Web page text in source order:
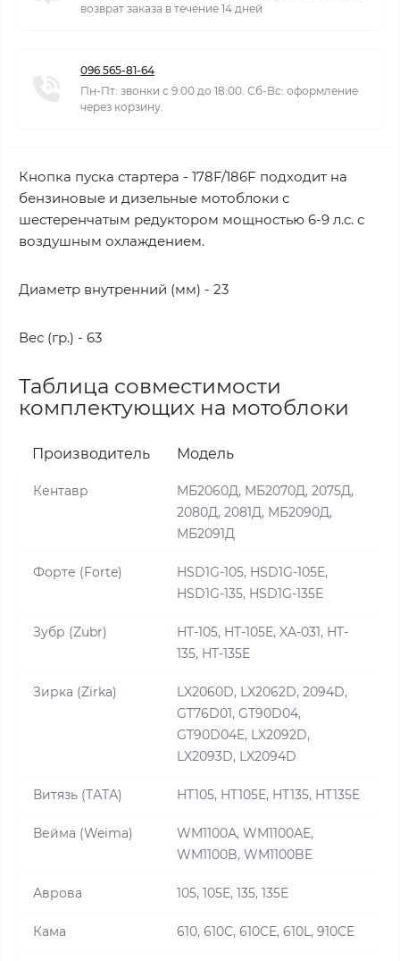
возврат заказа в течение 14 дней
096 565-81-64
Пн-Пт: звонки с 9:00 до 18:00. Сб-Вс: оформление
через корзину.
Кнопка пуска стартера - 178F/186F подходит на
бензиновые и дизельные мотоблоки с
шестеренчатым редуктором мощностью 6-9 л.с. с
воздушным охлаждением.
Диаметр внутренний (мм) - 23
Вес (гр.) - 63
Таблица совместимости
комплектующих на мотоблоки
Производитель Модель
Кентавр
МБ2060Д, МБ2070Д, 2075Д,
2080Д, 2081Д, МБ2090Д,
МБ2091Д
Форте (Forte)
HSD1G-105, HSD1G-105E,
HSD1G-135, HSD1G-135E
Зубр (Zubr)
HT-105, HT-105E, XA-031, HT-
135, HT-135E
Зирка (Zirka)
LX2060D, LX2062D, 2094D,
GT76D01, GT90D04,
GT90D04E, LX2092D,
LX2093D, LX2094D
Витязь (ТАТА) HT105, HT105E, HT135, HT135E
Вейма (Weima)
WM1100А, WM1100АE,
WM1100B, WM1100BE
Аврова 105, 105E, 135, 135E
Кама 610, 610С, 610CE, 610L, 910CE